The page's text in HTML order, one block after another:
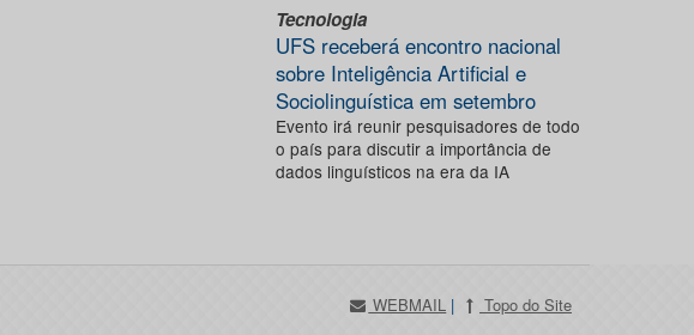
Tecnologia
UFS receberá encontro nacional
sobre Inteligência Artificial e
Sociolinguística em setembro
Evento irá reunir pesquisadores de todo
o país para discutir a importância de
dados linguísticos na era da IA
WEBMAIL | Topo do Site